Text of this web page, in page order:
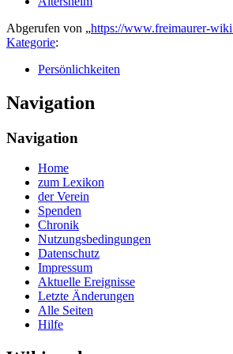
Abgerufen von „https://www.freimaurer-
Kategorie:
Persönlichkeiten
Navigation
Navigation
Home
zum Lexikon
der Verein
Spenden
Chronik
Nutzungsbedingungen
Datenschutz
Impressum
Aktuelle Ereignisse
Letzte Änderungen
Alle Seiten
Hilfe